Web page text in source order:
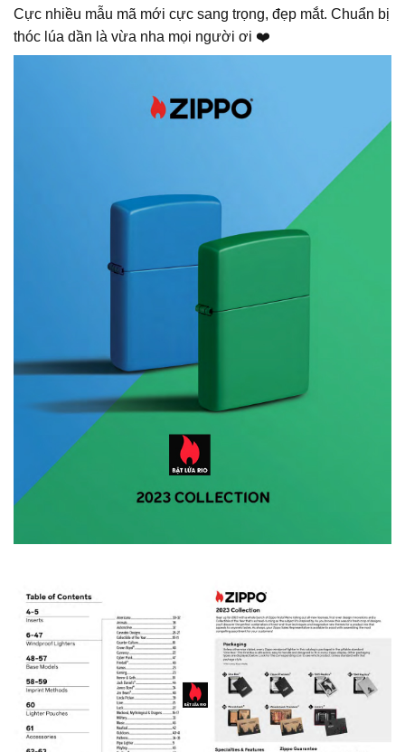
Cực nhiều mẫu mã mới cực sang trọng, đẹp mắt. Chuẩn bị
thóc lúa dần là vừa nha mọi người ơi ❤️